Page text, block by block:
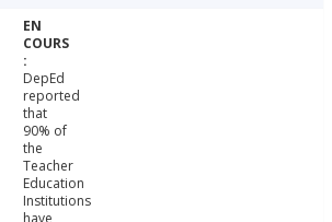
DepEd
reported
that
90% of
the
Teacher
Education
Institutions